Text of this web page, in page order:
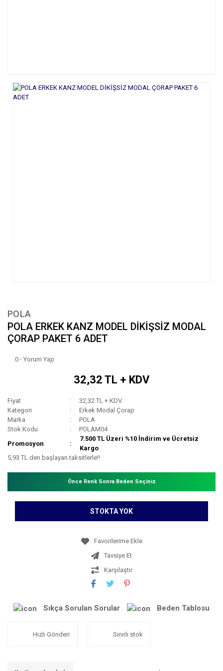
POLA
POLA ERKEK KANZ MODEL DİKİŞSİZ MODAL
ÇORAP PAKET 6 ADET
0 - Yorum Yap
32,32 TL + KDV
Fiyat
32,32 TL + KDV
Kategori
Erkek Modal Çorap
Marka
POLA
Stok Kodu
POLAM04
Promosyon
7.500 TL Üzeri %10 İndirim ve Ücretsiz
Kargo
5,93 TL den başlayan taksitlerle!!
Önce Renk Sonra Beden Seçiniz
STOKTA YOK
Tavsiye Et
Karşılaştır
Sıkça Sorulan Sorular Beden Tablosu
Hızlı Gönderi Sınırlı stok